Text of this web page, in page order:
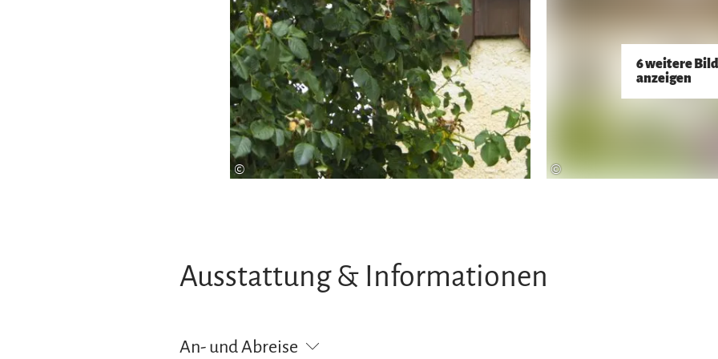
6 weitere
anzeigen
© ©
Ausstattung & Informationen
An- und Abreise